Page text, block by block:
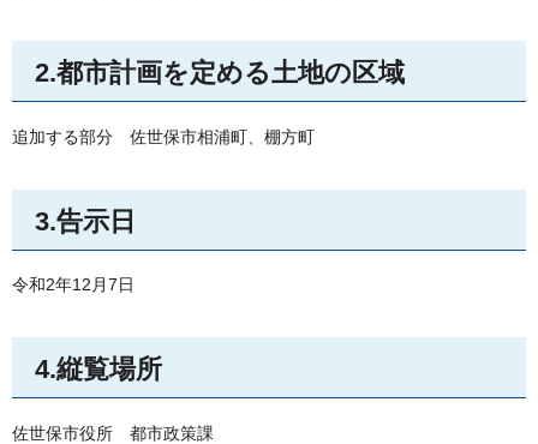
2.都市計画を定める土地の区域
追加する部分 佐世保市相浦町、棚方町
3.告示日
令和2年12月7日
4.縦覧場所
佐世保市役所 都市政策課